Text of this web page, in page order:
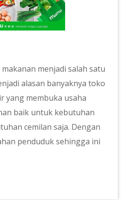
menjadi salah satu
alasan banyaknya toko
yang membuka usaha
baik untuk kebutuhan
cemilan saja. Dengan
penduduk sehingga ini